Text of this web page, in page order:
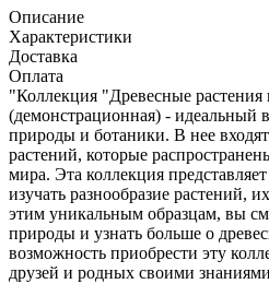
Описание
Характеристики
Доставка
Оплата
"Коллекция "Древесные растения
(демонстрационная) - идеальный
природы и ботаники. В нее
растений, которые
мира. Эта коллекция
изучать разнообразие растений,
этим уникальным образцам, вы
природы и узнать больше о
возможность приобрести эту
друзей и родных своими